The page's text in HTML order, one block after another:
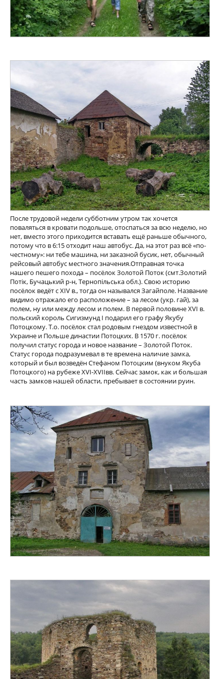
После трудовой недели субботним утром так хочется
поваляться в кровати подольше, отоспаться за всю неделю, но
нет, вместо этого приходится вставать ещё раньше обычного,
потому что в 6:15 отходит наш автобус. Да, на этот раз всё «по-
честному»: ни тебе машина, ни заказной бусик, нет, обычный
рейсовый автобус местного значения.Отправная точка
нашего пешего похода – посёлок Золотой Поток (смт.Золотий
Потік, Бучацький р-н, Тернопільська обл.). Свою историю
посёлок ведёт с XIV в., тогда он назывался Загайполе. Название
видимо отражало его расположение – за лесом (укр. гай), за
полем, ну или между лесом и полем. В первой половине XVI в.
польский король Сигизмунд І подарил его графу Якубу
Потоцкому. Т.о. посёлок стал родовым гнездом известной в
Украине и Польше династии Потоцких. В 1570 г. посёлок
получил статус города и новое название – Золотой Поток.
Статус города подразумевал в те времена наличие замка,
который и был возведён Стефаном Потоцким (внуком Якуба
Потоцкого) на рубеже XVI-XVIIвв. Сейчас замок, как и большая
часть замков нашей области, пребывает в состоянии руин.